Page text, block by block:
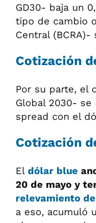
GD30- baja un
tipo de cambio
Central (BCRA)-
Cotización
Por su parte, el
Global 2030- se
spread con el
Cotización
El dólar blue
20 de mayo y
relevamiento
a eso, acumuló